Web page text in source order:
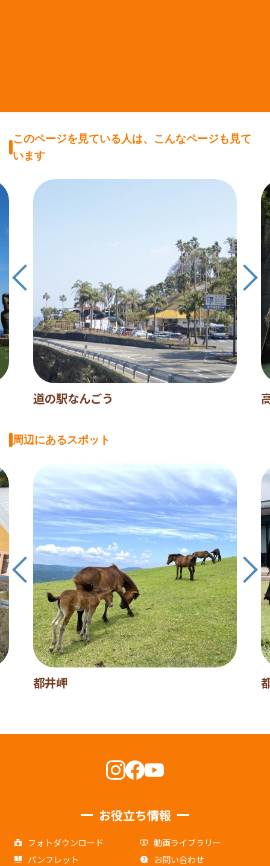
このページを見ている人は、こんなページも見て
います
道の駅なんごう
周辺にあるスポット
都井岬
お役立ち情報
フォトダウンロード
動画ライブラリー
パンフレット
お問い合わせ